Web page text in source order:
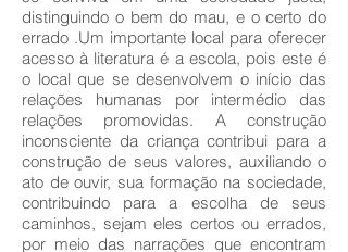
distinguindo o bem do mau, e o certo do
errado .Um importante local para oferecer
acesso à literatura é a escola, pois este é
o local que se desenvolvem o início das
relações humanas por intermédio das
relações promovidas. A construção
inconsciente da criança contribui para a
construção de seus valores, auxiliando o
ato de ouvir, sua formação na sociedade,
contribuindo para a escolha de seus
caminhos, sejam eles certos ou errados,
por meio das narrações que encontram